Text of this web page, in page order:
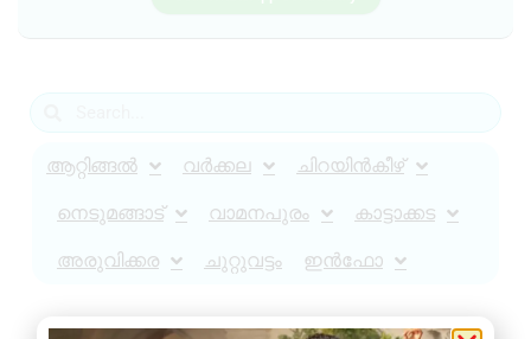
ആറ്റിങ്ങൽ വർക്കല ചിറയിൻകീഴ്
നെടുമങ്ങാട് വാമനപുരം കാട്ടാക്കട
അരുവിക്കര ചുറ്റുവട്ടം ഇൻഫോ